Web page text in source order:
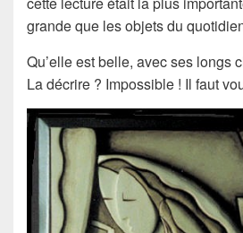
grande que les objets du
Qu’elle est belle, avec ses longs
La décrire ? Impossible ! Il faut